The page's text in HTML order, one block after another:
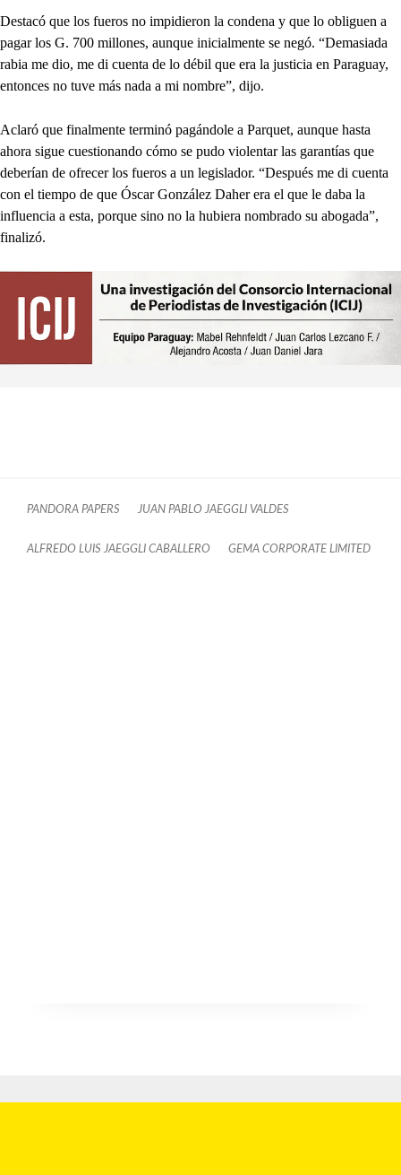
Destacó que los fueros no impidieron la condena y que lo obliguen a
pagar los G. 700 millones, aunque inicialmente se negó. “Demasiada
rabia me dio, me di cuenta de lo débil que era la justicia en Paraguay,
entonces no tuve más nada a mi nombre”, dijo.
Aclaró que finalmente terminó pagándole a Parquet, aunque hasta
ahora sigue cuestionando cómo se pudo violentar las garantías que
deberían de ofrecer los fueros a un legislador. “Después me di cuenta
con el tiempo de que Óscar González Daher era el que le daba la
influencia a esta, porque sino no la hubiera nombrado su abogada”,
finalizó.
PANDORA PAPERS JUAN PABLO JAEGGLI VALDES
ALFREDO LUIS JAEGGLI CABALLERO GEMA CORPORATE LIMITED